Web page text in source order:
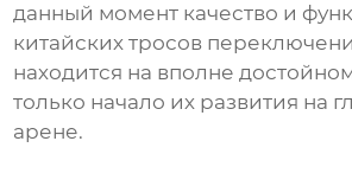
данный момент качество и
китайских тросов
находится на вполне
только начало их развития на
арене.